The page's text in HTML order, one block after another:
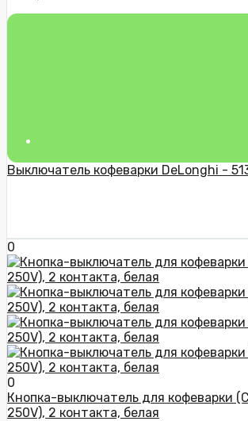
Выключатель кофеварки DeLonghi -
0
0
Кнопка-выключатель для кофеварки
250V), 2 контакта, белая